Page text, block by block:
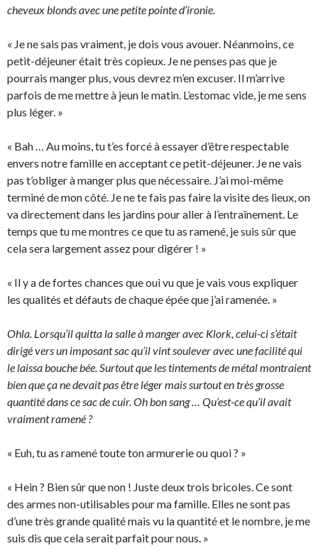
cheveux blonds avec une petite pointe d’ironie.
« Je ne sais pas vraiment, je dois vous avouer. Néanmoins, ce
petit-déjeuner était très copieux. Je ne penses pas que je
pourrais manger plus, vous devrez m’en excuser. Il m’arrive
parfois de me mettre à jeun le matin. L’estomac vide, je me sens
plus léger. »
« Bah … Au moins, tu t’es forcé à essayer d’être respectable
envers notre famille en acceptant ce petit-déjeuner. Je ne vais
pas t’obliger à manger plus que nécessaire. J’ai moi-même
terminé de mon côté. Je ne te fais pas faire la visite des lieux, on
va directement dans les jardins pour aller à l’entraînement. Le
temps que tu me montres ce que tu as ramené, je suis sûr que
cela sera largement assez pour digérer ! »
« Il y a de fortes chances que oui vu que je vais vous expliquer
les qualités et défauts de chaque épée que j’ai ramenée. »
Ohla. Lorsqu’il quitta la salle à manger avec Klork, celui-ci s’était
dirigé vers un imposant sac qu’il vint soulever avec une facilité qui
le laissa bouche bée. Surtout que les tintements de métal montraient
bien que ça ne devait pas être léger mais surtout en très grosse
quantité dans ce sac de cuir. Oh bon sang … Qu’est-ce qu’il avait
vraiment ramené ?
« Euh, tu as ramené toute ton armurerie ou quoi ? »
« Hein ? Bien sûr que non ! Juste deux trois bricoles. Ce sont
des armes non-utilisables pour ma famille. Elles ne sont pas
d’une très grande qualité mais vu la quantité et le nombre, je me
suis dis que cela serait parfait pour nous. »